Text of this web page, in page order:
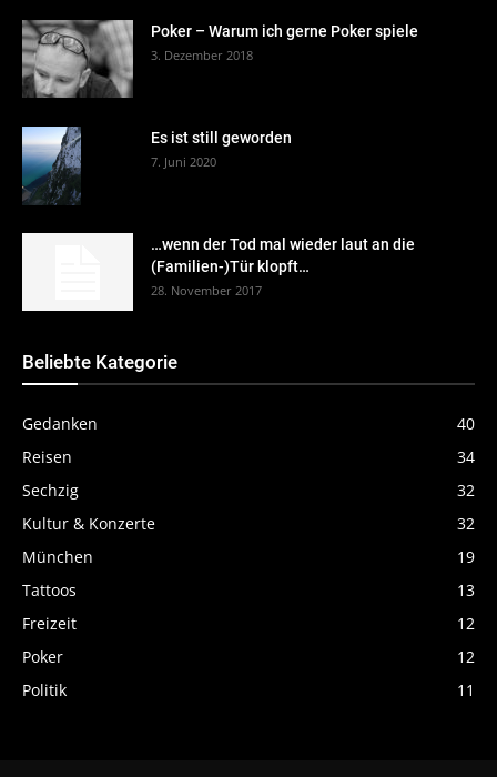
Poker – Warum ich gerne Poker spiele
3. Dezember 2018
Es ist still geworden
7. Juni 2020
…wenn der Tod mal wieder laut an die
(Familien-)Tür klopft…
28. November 2017
Beliebte Kategorie
Gedanken
40
Reisen
34
Sechzig
32
Kultur & Konzerte
32
München
19
Tattoos
13
Freizeit
12
Poker
12
Politik
11